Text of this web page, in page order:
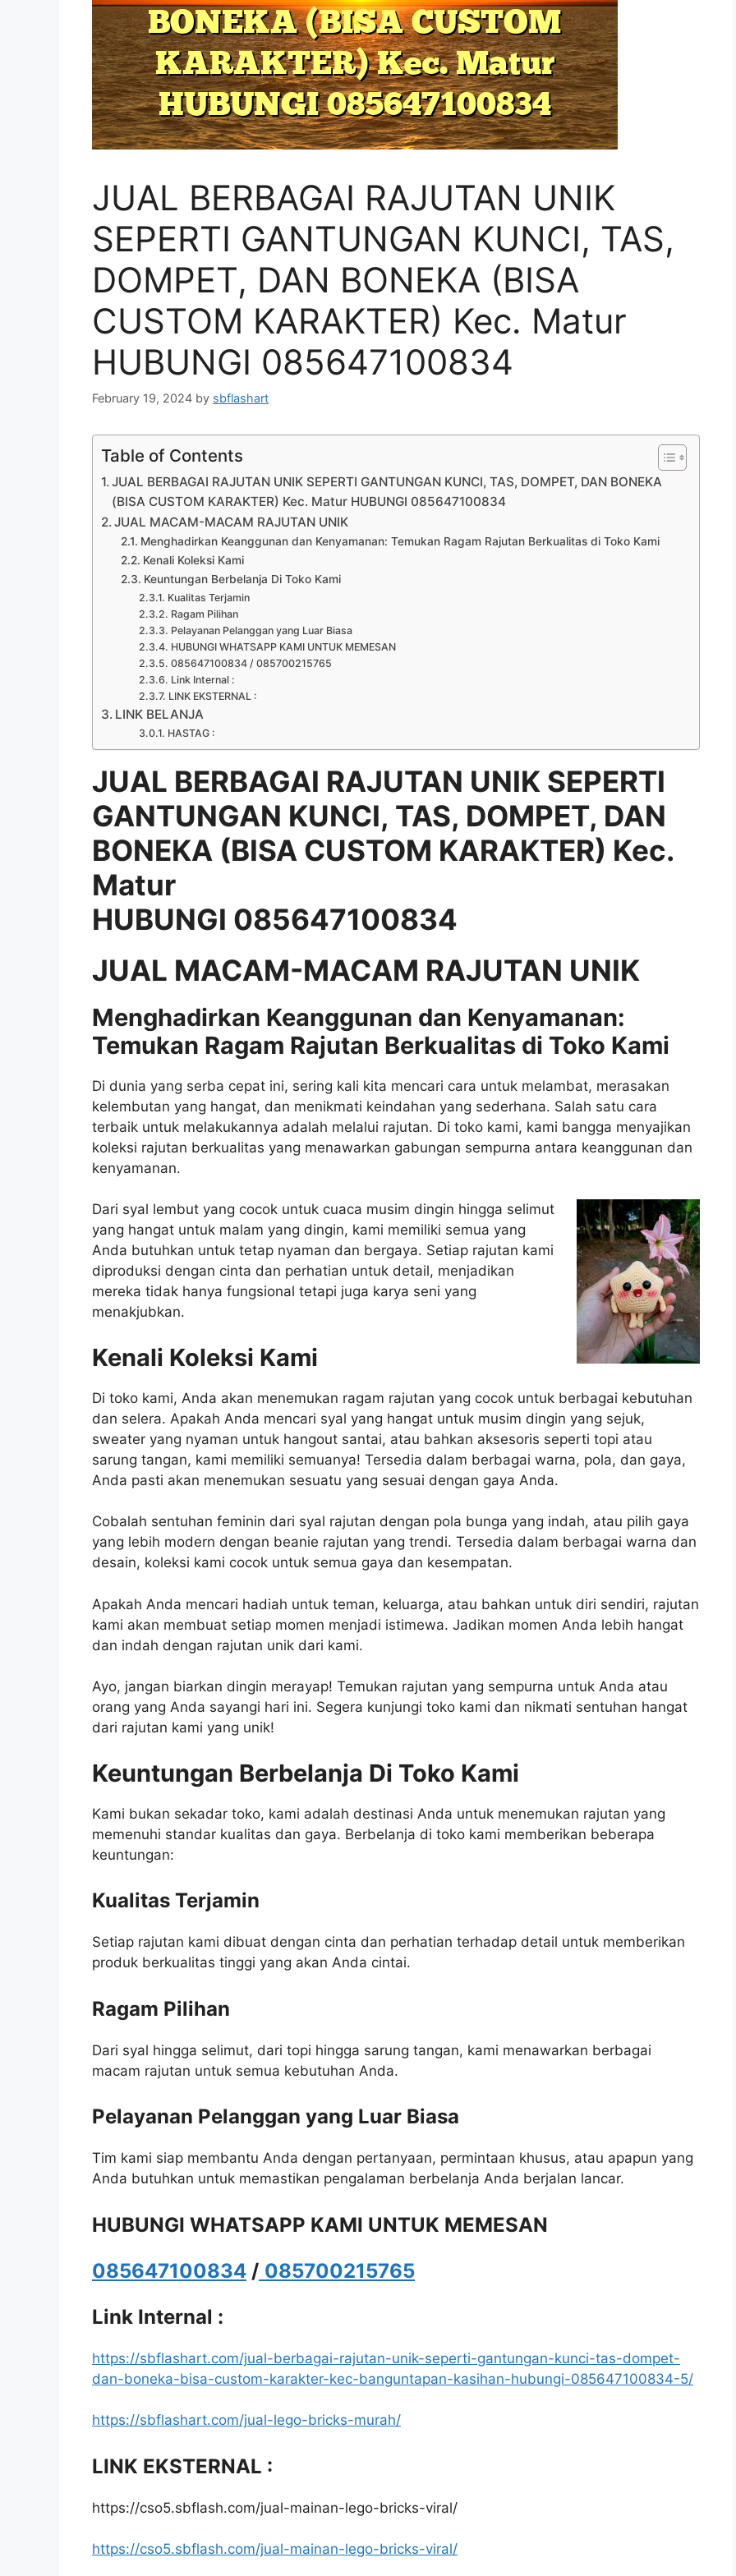
JUAL BERBAGAI RAJUTAN UNIK
SEPERTI GANTUNGAN KUNCI, TAS,
DOMPET, DAN BONEKA (BISA
CUSTOM KARAKTER) Kec. Matur
HUBUNGI 085647100834
February 19, 2024 by sbflashart
Table of Contents
JUAL BERBAGAI RAJUTAN UNIK SEPERTI GANTUNGAN KUNCI, TAS, DOMPET, DAN BONEKA
(BISA CUSTOM KARAKTER) Kec. Matur HUBUNGI 085647100834
JUAL MACAM-MACAM RAJUTAN UNIK
Menghadirkan Keanggunan dan Kenyamanan: Temukan Ragam Rajutan Berkualitas di Toko Kami
Kenali Koleksi Kami
Keuntungan Berbelanja Di Toko Kami
Kualitas Terjamin
Ragam Pilihan
Pelayanan Pelanggan yang Luar Biasa
HUBUNGI WHATSAPP KAMI UNTUK MEMESAN
085647100834 / 085700215765
Link Internal :
LINK EKSTERNAL :
LINK BELANJA
HASTAG :
JUAL BERBAGAI RAJUTAN UNIK SEPERTI
GANTUNGAN KUNCI, TAS, DOMPET, DAN
BONEKA (BISA CUSTOM KARAKTER) Kec.
Matur
HUBUNGI 085647100834
JUAL MACAM-MACAM RAJUTAN UNIK
Menghadirkan Keanggunan dan Kenyamanan:
Temukan Ragam Rajutan Berkualitas di Toko Kami
Di dunia yang serba cepat ini, sering kali kita mencari cara untuk melambat, merasakan
kelembutan yang hangat, dan menikmati keindahan yang sederhana. Salah satu cara
terbaik untuk melakukannya adalah melalui rajutan. Di toko kami, kami bangga menyajikan
koleksi rajutan berkualitas yang menawarkan gabungan sempurna antara keanggunan dan
kenyamanan.
Dari syal lembut yang cocok untuk cuaca musim dingin hingga selimut
yang hangat untuk malam yang dingin, kami memiliki semua yang
Anda butuhkan untuk tetap nyaman dan bergaya. Setiap rajutan kami
diproduksi dengan cinta dan perhatian untuk detail, menjadikan
mereka tidak hanya fungsional tetapi juga karya seni yang
menakjubkan.
Kenali Koleksi Kami
Di toko kami, Anda akan menemukan ragam rajutan yang cocok untuk berbagai kebutuhan
dan selera. Apakah Anda mencari syal yang hangat untuk musim dingin yang sejuk,
sweater yang nyaman untuk hangout santai, atau bahkan aksesoris seperti topi atau
sarung tangan, kami memiliki semuanya! Tersedia dalam berbagai warna, pola, dan gaya,
Anda pasti akan menemukan sesuatu yang sesuai dengan gaya Anda.
Cobalah sentuhan feminin dari syal rajutan dengan pola bunga yang indah, atau pilih gaya
yang lebih modern dengan beanie rajutan yang trendi. Tersedia dalam berbagai warna dan
desain, koleksi kami cocok untuk semua gaya dan kesempatan.
Apakah Anda mencari hadiah untuk teman, keluarga, atau bahkan untuk diri sendiri, rajutan
kami akan membuat setiap momen menjadi istimewa. Jadikan momen Anda lebih hangat
dan indah dengan rajutan unik dari kami.
Ayo, jangan biarkan dingin merayap! Temukan rajutan yang sempurna untuk Anda atau
orang yang Anda sayangi hari ini. Segera kunjungi toko kami dan nikmati sentuhan hangat
dari rajutan kami yang unik!
Keuntungan Berbelanja Di Toko Kami
Kami bukan sekadar toko, kami adalah destinasi Anda untuk menemukan rajutan yang
memenuhi standar kualitas dan gaya. Berbelanja di toko kami memberikan beberapa
keuntungan:
Kualitas Terjamin
Setiap rajutan kami dibuat dengan cinta dan perhatian terhadap detail untuk memberikan
produk berkualitas tinggi yang akan Anda cintai.
Ragam Pilihan
Dari syal hingga selimut, dari topi hingga sarung tangan, kami menawarkan berbagai
macam rajutan untuk semua kebutuhan Anda.
Pelayanan Pelanggan yang Luar Biasa
Tim kami siap membantu Anda dengan pertanyaan, permintaan khusus, atau apapun yang
Anda butuhkan untuk memastikan pengalaman berbelanja Anda berjalan lancar.
HUBUNGI WHATSAPP KAMI UNTUK MEMESAN
085647100834 / 085700215765
Link Internal :
https://sbflashart.com/jual-berbagai-rajutan-unik-seperti-gantungan-kunci-tas-dompet-
dan-boneka-bisa-custom-karakter-kec-banguntapan-kasihan-hubungi-085647100834-5/
https://sbflashart.com/jual-lego-bricks-murah/
LINK EKSTERNAL :
https://cso5.sbflash.com/jual-mainan-lego-bricks-viral/
https://cso5.sbflash.com/jual-mainan-lego-bricks-viral/